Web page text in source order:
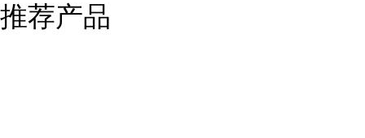
推荐产品